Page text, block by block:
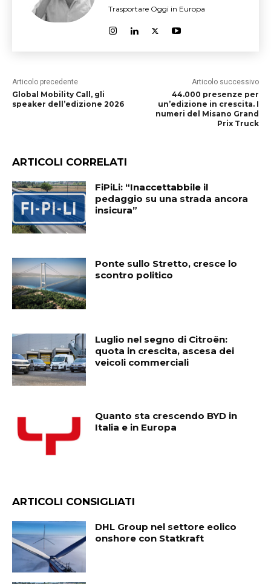
Trasportare Oggi in Europa
Articolo precedente
Global Mobility Call, gli
speaker dell’edizione 2026
Articolo successivo
44.000 presenze per
un’edizione in crescita. I
numeri del Misano Grand
Prix Truck
ARTICOLI CORRELATI
FiPiLi: “Inaccettabbile il
pedaggio su una strada ancora
insicura”
Ponte sullo Stretto, cresce lo
scontro politico
Luglio nel segno di Citroën:
quota in crescita, ascesa dei
veicoli commerciali
Quanto sta crescendo BYD in
Italia e in Europa
ARTICOLI CONSIGLIATI
DHL Group nel settore eolico
onshore con Statkraft